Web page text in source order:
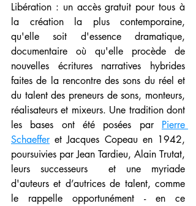
Libération : un accès gratuit pour tous à
la création la plus contemporaine,
qu'elle soit d'essence dramatique,
documentaire où qu'elle procède de
nouvelles écritures narratives hybrides
faites de la rencontre des sons du réel et
du talent des preneurs de sons, monteurs,
réalisateurs et mixeurs. Une tradition dont
les bases ont été posées par Pierre
Schaeffer et Jacques Copeau en 1942,
poursuivies par Jean Tardieu, Alain Trutat,
leurs successeurs  et une myriade
d'auteurs et d’autrices de talent, comme
le rappelle opportunément - en ce